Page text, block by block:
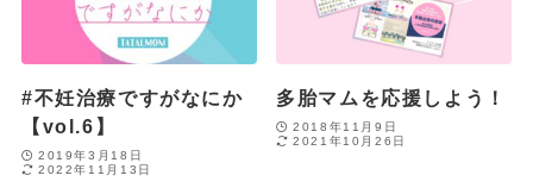
#不妊治療ですがなにか
【vol.6】
2019年3月18日
2022年11月13日
多胎マムを応援しよう！
2018年11月9日
2021年10月26日